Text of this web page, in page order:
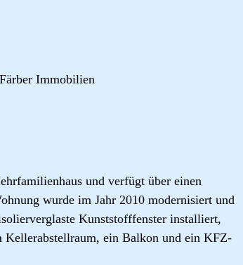
Färber Immobilien
und verfügt über einen
wurde im Jahr 2010 modernisiert und
Kunststofffenster installiert,
ein Balkon und ein KFZ-